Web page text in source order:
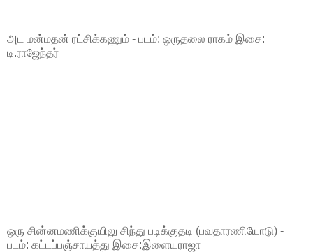
அட மன்மதன் ரட்சிக்கணும் - படம்: ஒருதலை ராகம் இசை:
டி.ராஜேந்தர்
ஒரு சின்னமணிக்குயிலு சிந்து படிக்குதடி (பவதாரணியோடு) -
படம்: கட்டப்பஞ்சாயத்து இசை:இளையராஜா